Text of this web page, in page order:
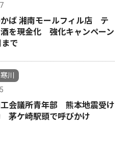
かば 湘南モールフィル店 テ
酒を現金化 強化キャンペーン
まで
川
会議所青年部 熊本地震受け
茅ケ崎駅頭で呼びかけ